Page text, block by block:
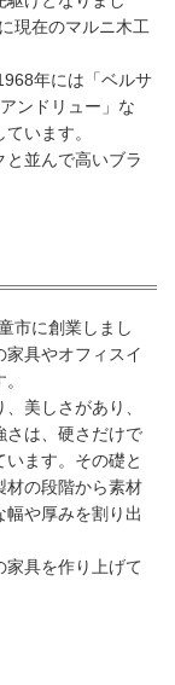
現在のマルニ木工
年には「ベルサ
ンドリュー」な
います。
と並んで高いブラ
市に創業しまし
具やオフィスイ
美しさがあり、
さは、硬さだけで
ます。その礎と
材の段階から素材
や厚みを割り出
家具を作り上げて